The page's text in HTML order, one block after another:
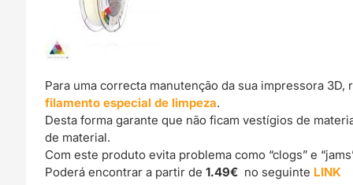
Para uma correcta manutenção da sua impressora
filamento especial de limpeza.
Desta forma garante que não ficam vestígios de
de material.
Com este produto evita problema como “clogs” e
Poderá encontrar a partir de1.49€ no seguinte LINK